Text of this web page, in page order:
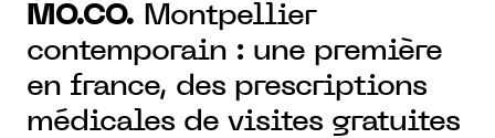
MO.CO. Montpellier
contemporain : une première
en france, des prescriptions
médicales de visites gratuites